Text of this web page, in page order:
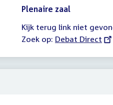
Plenaire zaal
Kijk terug link niet
Zoek op: External
Debat Direct